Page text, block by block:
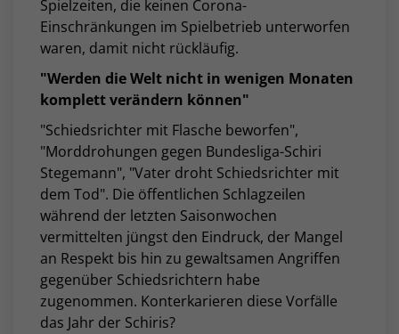
Spielzeiten, die keinen Corona-
Einschränkungen im Spielbetrieb unterworfen
waren, damit nicht rückläufig.
"Werden die Welt nicht in wenigen Monaten
komplett verändern können"
"Schiedsrichter mit Flasche beworfen",
"Morddrohungen gegen Bundesliga-Schiri
Stegemann", "Vater droht Schiedsrichter mit
dem Tod". Die öffentlichen Schlagzeilen
während der letzten Saisonwochen
vermittelten jüngst den Eindruck, der Mangel
an Respekt bis hin zu gewaltsamen Angriffen
gegenüber Schiedsrichtern habe
zugenommen. Konterkarieren diese Vorfälle
das Jahr der Schiris?